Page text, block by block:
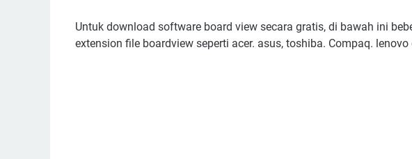
Untuk download software board view secara gratis, di bawah ini
extension file boardview seperti acer. asus, toshiba. Compaq. lenovo